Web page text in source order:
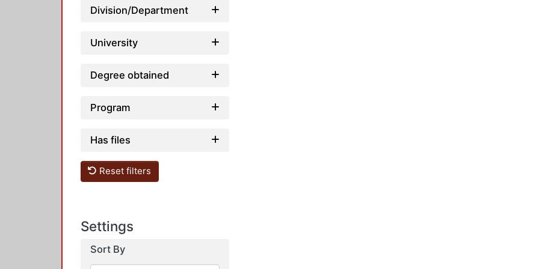
Division/Department
University
Degree obtained
Program
Has files
Reset filters
Settings
Sort By